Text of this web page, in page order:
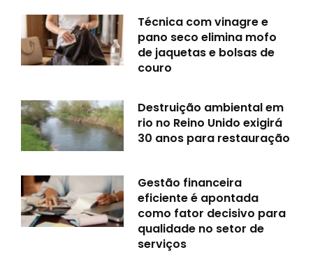
Técnica com vinagre e
pano seco elimina mofo
de jaquetas e bolsas de
couro
Destruição ambiental em
rio no Reino Unido exigirá
30 anos para restauração
Gestão financeira
eficiente é apontada
como fator decisivo para
qualidade no setor de
serviços